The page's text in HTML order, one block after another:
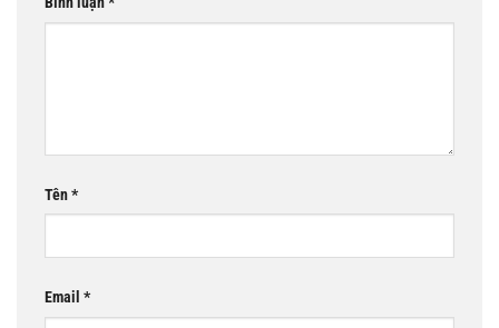
Tên*
Email *